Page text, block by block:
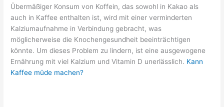
Übermäßiger Konsum von Koffein, das sowohl in Kakao als
auch in Kaffee enthalten ist, wird mit einer verminderten
Kalziumaufnahme in Verbindung gebracht, was
möglicherweise die Knochengesundheit beeinträchtigen
könnte. Um dieses Problem zu lindern, ist eine ausgewogene
Ernährung mit viel Kalzium und Vitamin D unerlässlich. Kann
Kaffee müde machen?